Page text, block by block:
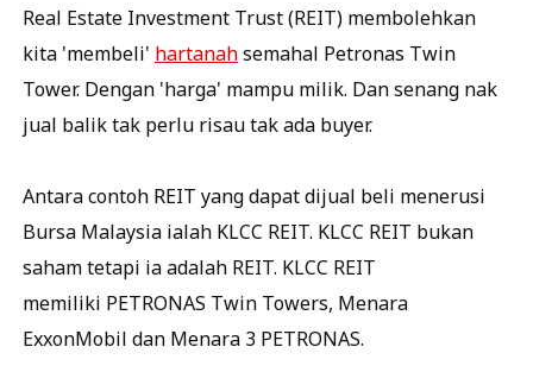
Real Estate Investment Trust (REIT) membolehkan
kita 'membeli' hartanahsemahal Petronas Twin
Tower. Dengan 'harga' mampu milik. Dan senang nak
jual balik tak perlu risau tak ada buyer.
Antara contoh REIT yang dapat dijual beli menerusi
Bursa Malaysia ialah KLCC REIT. KLCC REIT bukan
saham tetapi ia adalah REIT. KLCC REIT
memiliki PETRONAS Twin Towers, Menara
ExxonMobil dan Menara 3 PETRONAS.